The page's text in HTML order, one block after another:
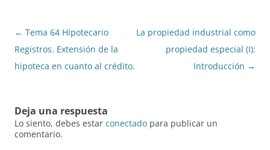
Navegación
de
entradas
← Tema 64 Hipotecario
Registros. Extensión de la
hipoteca en cuanto al crédito.
La propiedad industrial como
propiedad especial (I):
Introducción →
Deja una respuesta
Lo siento, debes estar conectado para publicar un
comentario.